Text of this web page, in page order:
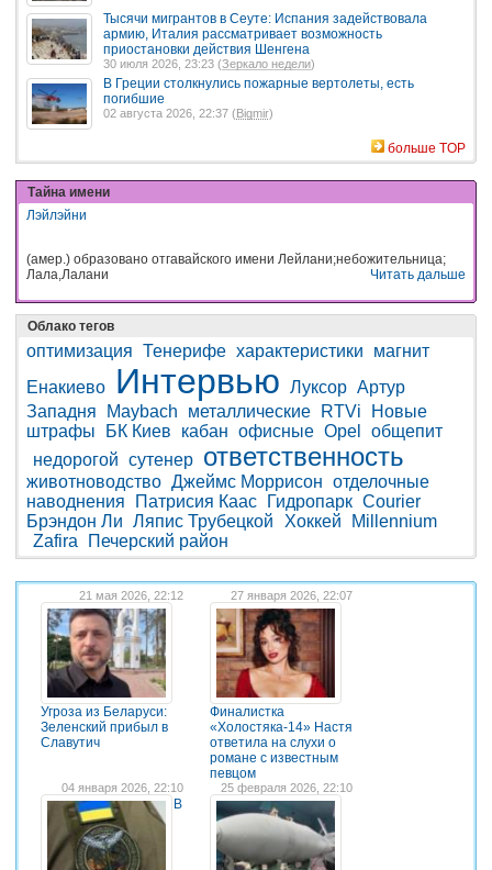
Тысячи мигрантов в Сеуте: Испания задействовала
армию, Италия рассматривает возможность
приостановки действия Шенгена
30 июля 2026, 23:23 (Зеркало недели)
В Греции столкнулись пожарные вертолеты, есть
погибшие
02 августа 2026, 22:37 (Bigmir)
больше TOP
Тайна имени
Лэйлэйни
(амер.) образовано отгавайского имени Лейлани;небожительница;
Лала,Лалани
Читать дальше
Облако тегов
оптимизация Тенерифе характеристики
магнит
Енакиево
Интервью Луксор Артур
Западня
Maybach металлические RTVi
Новые
штрафы
БК Киев кабан офисные Opel
общепит
недорогой сутенер ответственность
животноводство Джеймс Моррисон отделочные
наводнения
Патрисия Каас Гидропарк Courier
Брэндон Ли Ляпис Трубецкой Хоккей
Millennium
Zafira
Печерский район
21 мая 2026, 22:12
Угроза из Беларуси:
Зеленский прибыл в
Славутич
27 января 2026, 22:07
Финалистка
«Холостяка-14» Настя
ответила на слухи о
романе с известным
певцом
04 января 2026, 22:10
В
25 февраля 2026, 22:10